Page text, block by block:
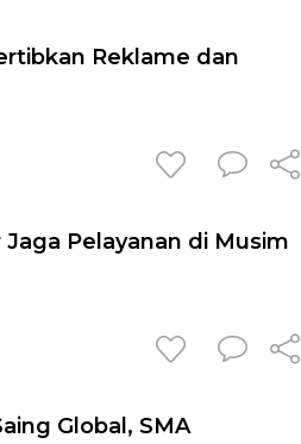
Reklame dan
Pelayanan di Musim
Global, SMA